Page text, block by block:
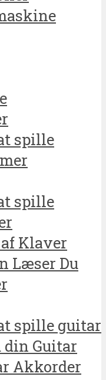
spille
spille
Klaver
Læser Du
spille guitar
din Guitar
Akkorder